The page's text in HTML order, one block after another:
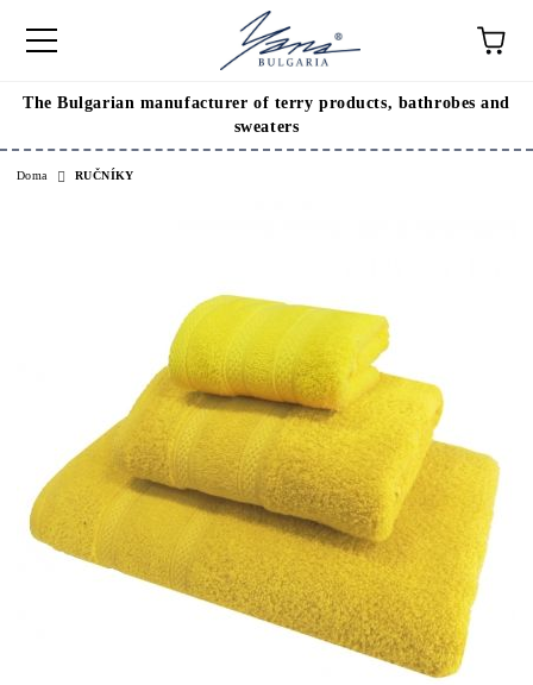
The Bulgarian manufacturer of terry products, bathrobes and
sweaters
Doma RUČNÍKY